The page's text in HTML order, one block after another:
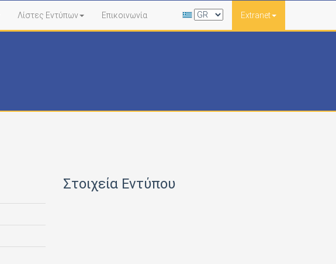
Λίστες Εντύπων Επικοινωνία Extranet
Στοιχεία Εντύπου